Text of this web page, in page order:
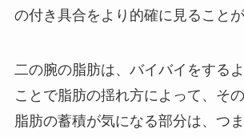
の付き具合をより的確に見ることが
二の腕の脂肪は、バイバイをする
ことで脂肪の揺れ方によって、その
脂肪の蓄積が気になる部分は、つ